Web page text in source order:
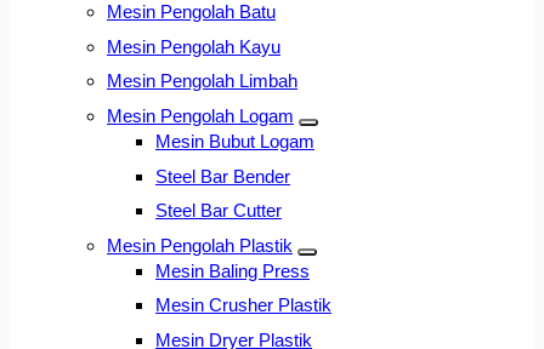
Mesin Pengolah Batu
Mesin Pengolah Kayu
Mesin Pengolah Limbah
Mesin Pengolah Logam
Mesin Bubut Logam
Steel Bar Bender
Steel Bar Cutter
Mesin Pengolah Plastik
Mesin Baling Press
Mesin Crusher Plastik
Mesin Dryer Plastik